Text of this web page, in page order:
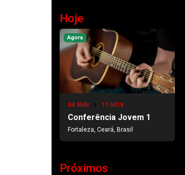
Hoje
04 MAI 11 NOV
Conferência Jovem 1
Fortaleza, Ceará, Brasil
Agora
Próximos